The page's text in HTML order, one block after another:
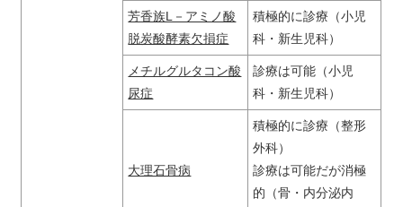
芳香族L－アミノ酸
脱炭酸酵素欠損症
積極的に診療（小児
科・新生児科）
メチルグルタコン酸
尿症
診療は可能（小児
科・新生児科）
大理石骨病
積極的に診療（整形
外科）
診療は可能だが消極
的（骨・内分泌内